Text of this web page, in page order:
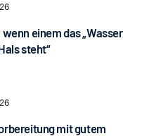
wenn einem das „Wasser
steht“
mit gutem